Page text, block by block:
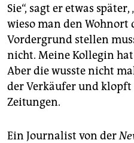
Sie“, sagt er etwas
wieso man den Wohnort
Vordergrund stellen
nicht. Meine Kollegin
Aber die wusste nicht
der Verkäufer und klopft
Zeitungen.
Ein Journalist von der